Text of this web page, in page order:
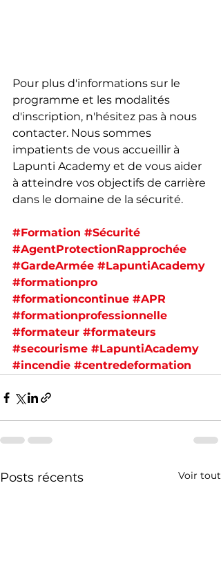
Pour plus d'informations sur le
programme et les modalités
d'inscription, n'hésitez pas à nous
contacter. Nous sommes
impatients de vous accueillir à
Lapunti Academy et de vous aider
à atteindre vos objectifs de carrière
dans le domaine de la sécurité.
#Formation #Sécurité
#AgentProtectionRapprochée
#GardeArmée #LapuntiAcademy
#formationpro
#formationcontinue #APR
#formationprofessionnelle
#formateur #formateurs
#secourisme #LapuntiAcademy
#incendie #centredeformation
Posts récents Voir tout